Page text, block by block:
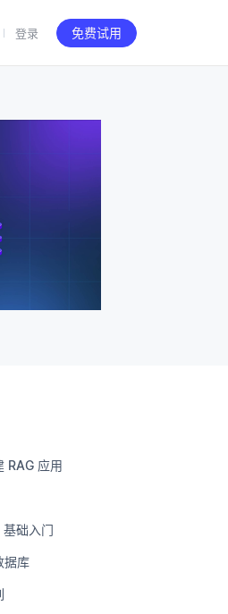
登录 免费试用
RAG 应用
基础入门
据库